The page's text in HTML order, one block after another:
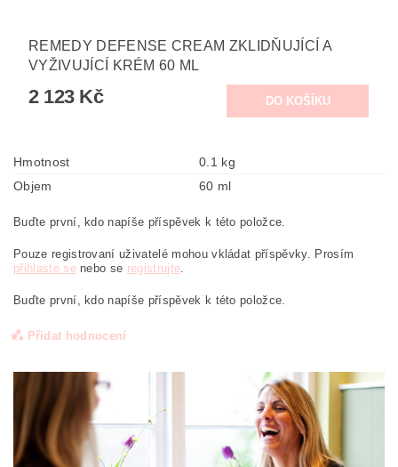
REMEDY DEFENSE CREAM ZKLIDŇUJÍCÍ A
VYŽIVUJÍCÍ KRÉM 60 ML
2 123 Kč
Hmotnost
0.1 kg
Objem
60 ml
Buďte první, kdo napíše příspěvek k této položce.
Pouze registrovaní uživatelé mohou vkládat příspěvky. Prosím
přihlaste senebo se registrujte.
Buďte první, kdo napíše příspěvek k této položce.
Přidat hodnocení